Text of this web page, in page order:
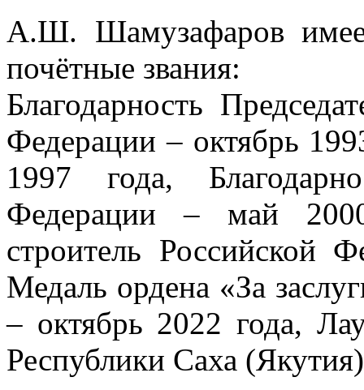
А.Ш. Шамузафаров
почётные звания:
Благодарность
Федерации – октябрь
1997 года,
Федерации – май
строитель Российской
Медаль ордена «За
– октябрь 2022 года,
Республики Саха